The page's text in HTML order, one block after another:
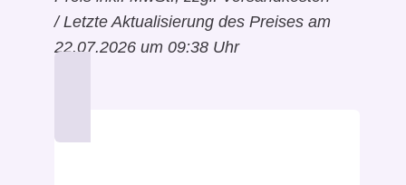
/ Letzte Aktualisierung des Preises am
22.07.2026 um 09:38 Uhr